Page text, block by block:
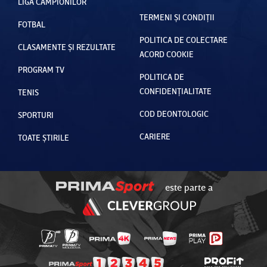
FOTBAL
CLASAMENTE ȘI REZULTATE
PROGRAM TV
TENIS
SPORTURI
TOATE ȘTIRILE
TERMENI ȘI CONDIȚII
POLITICA DE COLECTARE
ACORD COOKIE
POLITICA DE
CONFIDENȚIALITATE
COD DEONTOLOGIC
CARIERE
este parte a